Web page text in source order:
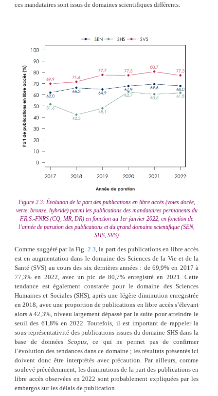
ces mandataires sont issus de domaines scientifiques différents.
Figure 2.3: Évolution de la part des publications en libre accès (voies dorée,
verte, bronze, hybride) parmi les publications des mandataires permanents du
F.R.S.-FNRS (CQ, MR, DR) en fonction au 1er janvier 2022, en fonction de
l’année de parution des publications et du grand domaine scientifique (SEN,
SHS, SVS)
Comme suggéré par la Fig. 2.3, la part des publications en libre accès
est en augmentation dans le domaine des Sciences de la Vie et de la
Santé (SVS) au cours des six dernières années : de 69,9% en 2017 à
77,3% en 2022, avec un pic de 80,7% enregistré en 2021. Cette
tendance est également constatée pour le domaine des Sciences
Humaines et Sociales (SHS), après une légère diminution enregistrée
en 2018, avec une proportion de publications en libre accès s’élevant
alors à 42,3%, niveau largement dépassé par la suite pour atteindre le
seuil des 61,8% en 2022. Toutefois, il est important de rappeler la
sous-représentativité des publications issues du domaine SHS dans la
base de donnéesScopus, ce qui ne permet pas de confirmer
l’évolution des tendances dans ce domaine ; les résultats présentés ici
doivent donc être interprétés avec précaution. Par ailleurs, comme
soulevé précédemment, les diminutions de la part des publications en
libre accès observées en 2022 sont probablement expliquées par les
embargos sur les délais de publication.